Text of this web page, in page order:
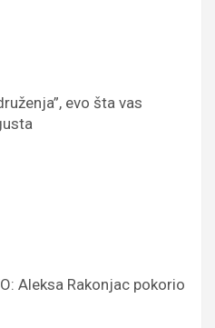
evo šta vas
Aleksa Rakonjac pokorio